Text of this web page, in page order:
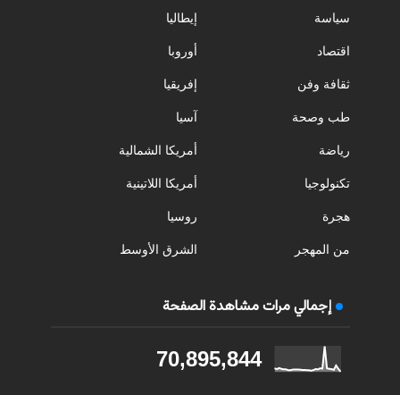
سياسة
اقتصاد
ثقافة وفن
طب وصحة
رياضة
تكنولوجيا
هجرة
من المهجر
إيطاليا
أوروبا
إفريقيا
آسيا
أمريكا الشمالية
أمريكا اللاتينية
روسيا
الشرق الأوسط
إجمالي مرات مشاهدة الصفحة
70,895,844